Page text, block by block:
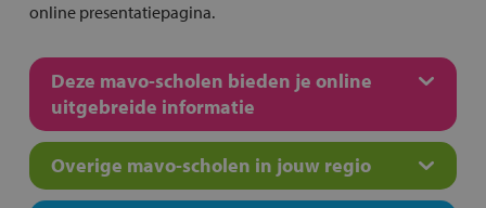
online presentatiepagina.
Deze mavo-scholen bieden je online
uitgebreide informatie
Overige mavo-scholen in jouw regio